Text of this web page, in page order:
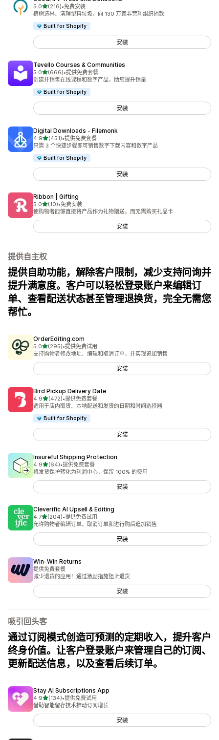
5.0星（满分 5 星）
(216)
总共 216 条评论
•免费安装
植树造林、清理塑料垃圾，向 130 万家非营利组织捐款
Built for Shopify
安装
Tevello Courses & Communities
5.0星（满分 5 星）
(666)
总共 666 条评论
•提供免费套餐
创建并销售在线课程和数字产品，助您提升销量
Built for Shopify
安装
Digital Downloads ‑ Filemonk
4.9星（满分 5 星）
(451)
总共 451 条评论
•提供免费套餐
只需 3 个快捷步骤即可销售数字下载内容和数字产品
Built for Shopify
安装
Ribbon | Gifting
5.0星（满分 5 星）
(10)
总共 10 条评论
•免费安装
使购物者能够直接将产品作为礼物赠送，而无需购买礼品卡
安装
提供自主权
提供自助功能，解除客户限制，减少支持问询并
提升满意度。客户可以轻松登录账户来编辑订
单、查看配送状态甚至管理退换货，完全无需您
帮忙。
OrderEditing.com
5.0星（满分 5 星）
(295)
总共 295 条评论
•提供免费试用
支持购物者修改地址、编辑和取消订单，并实现追加销售
安装
Bird Pickup Delivery Date
4.9星（满分 5 星）
(472)
总共 472 条评论
•提供免费套餐
适用于店内取货、本地配送和发货的日期和时间选择器
Built for Shopify
安装
Insureful Shipping Protection
4.9星（满分 5 星）
(64)
总共 64 条评论
•提供免费套餐
将发货保护转化为利润中心，保留 100% 的费用
安装
Cleverific AI Upsell & Editing
4.7星（满分 5 星）
(204)
总共 204 条评论
•提供免费试用
允许购物者编辑订单、取消订单和进行购后追加销售
安装
Win‑Win Returns
提供免费套餐
减少退货的应用！通过激励措施阻止退货
安装
吸引回头客
通过订阅模式创造可预测的定期收入，提升客户
终身价值。让客户登录账户来管理自己的订阅、
更新配送信息，以及查看后续订单。
Stay AI Subscriptions App
4.9星（满分 5 星）
(134)
总共 134 条评论
•提供免费试用
借助智能留存技术推动订阅增长
安装